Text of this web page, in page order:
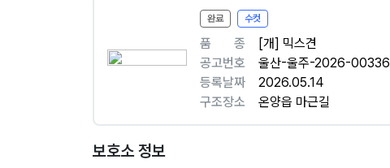
완료 수컷
품ㅤㅤ종
[개] 믹스견
공고번호
울산-울주-2026-00336
등록날짜
2026.05.14
구조장소
온양읍 마근길
보호소 정보